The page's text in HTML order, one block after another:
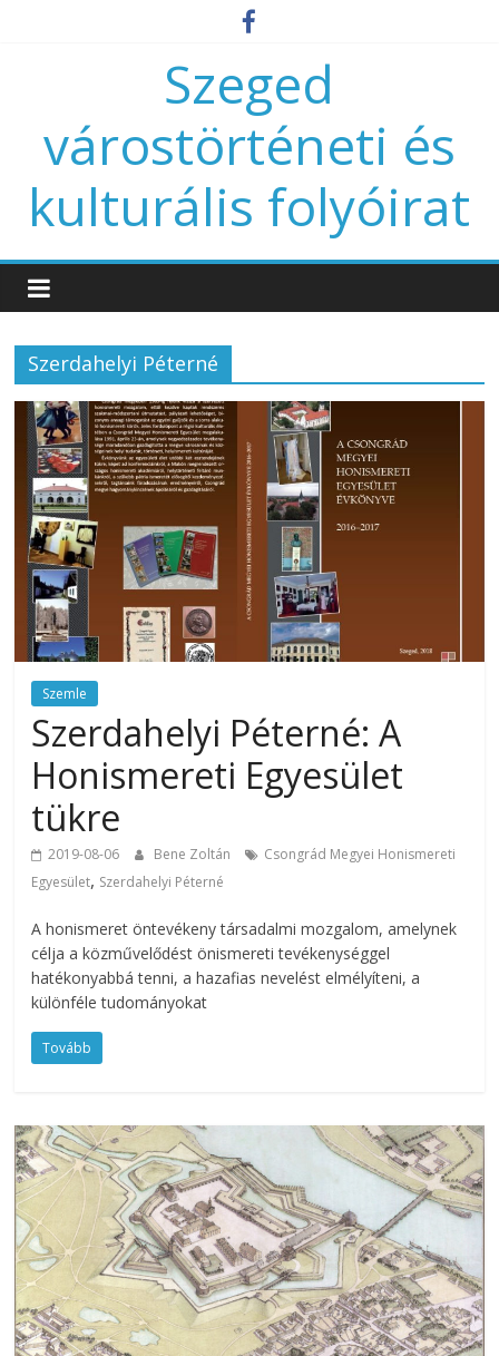
Szeged
várostörténeti és
kulturális folyóirat
Szerdahelyi Péterné
Szemle
Szerdahelyi Péterné: A
Honismereti Egyesület
tükre
2019-08-06 Bene Zoltán
Csongrád Megyei Honismereti
Egyesület, Szerdahelyi Péterné
A honismeret öntevékeny társadalmi mozgalom, amelynek
célja a közművelődést önismereti tevékenységgel
hatékonyabbá tenni, a hazafias nevelést elmélyíteni, a
különféle tudományokat
Tovább